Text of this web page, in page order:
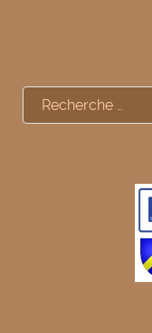
Rechercher